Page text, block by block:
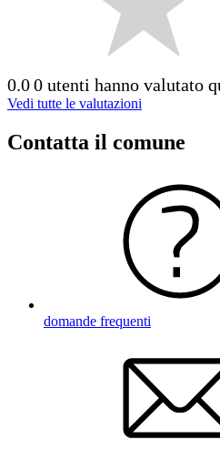
0.00 utenti hanno valutato
Vedi tutte le valutazioni
Contatta il comune
domande frequenti